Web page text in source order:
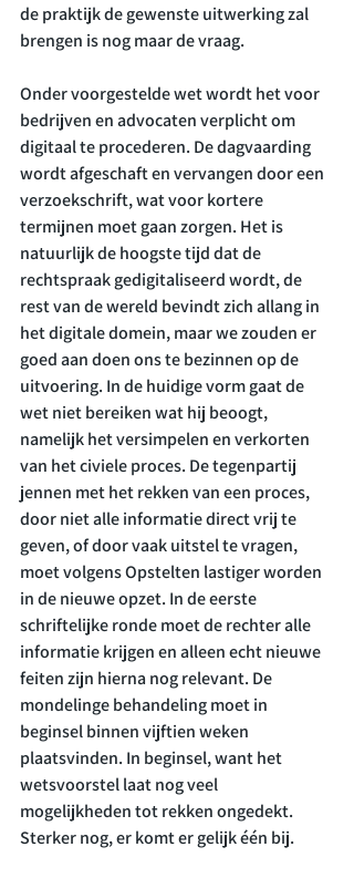
de praktijk de gewenste uitwerking zal
brengen is nog maar de vraag.
Onder voorgestelde wet wordt het voor
bedrijven en advocaten verplicht om
digitaal te procederen. De dagvaarding
wordt afgeschaft en vervangen door een
verzoekschrift, wat voor kortere
termijnen moet gaan zorgen. Het is
natuurlijk de hoogste tijd dat de
rechtspraak gedigitaliseerd wordt, de
rest van de wereld bevindt zich allang in
het digitale domein, maar we zouden er
goed aan doen ons te bezinnen op de
uitvoering. In de huidige vorm gaat de
wet niet bereiken wat hij beoogt,
namelijk het versimpelen en verkorten
van het civiele proces. De tegenpartij
jennen met het rekken van een proces,
door niet alle informatie direct vrij te
geven, of door vaak uitstel te vragen,
moet volgens Opstelten lastiger worden
in de nieuwe opzet. In de eerste
schriftelijke ronde moet de rechter alle
informatie krijgen en alleen echt nieuwe
feiten zijn hierna nog relevant. De
mondelinge behandeling moet in
beginsel binnen vijftien weken
plaatsvinden. In beginsel, want het
wetsvoorstel laat nog veel
mogelijkheden tot rekken ongedekt.